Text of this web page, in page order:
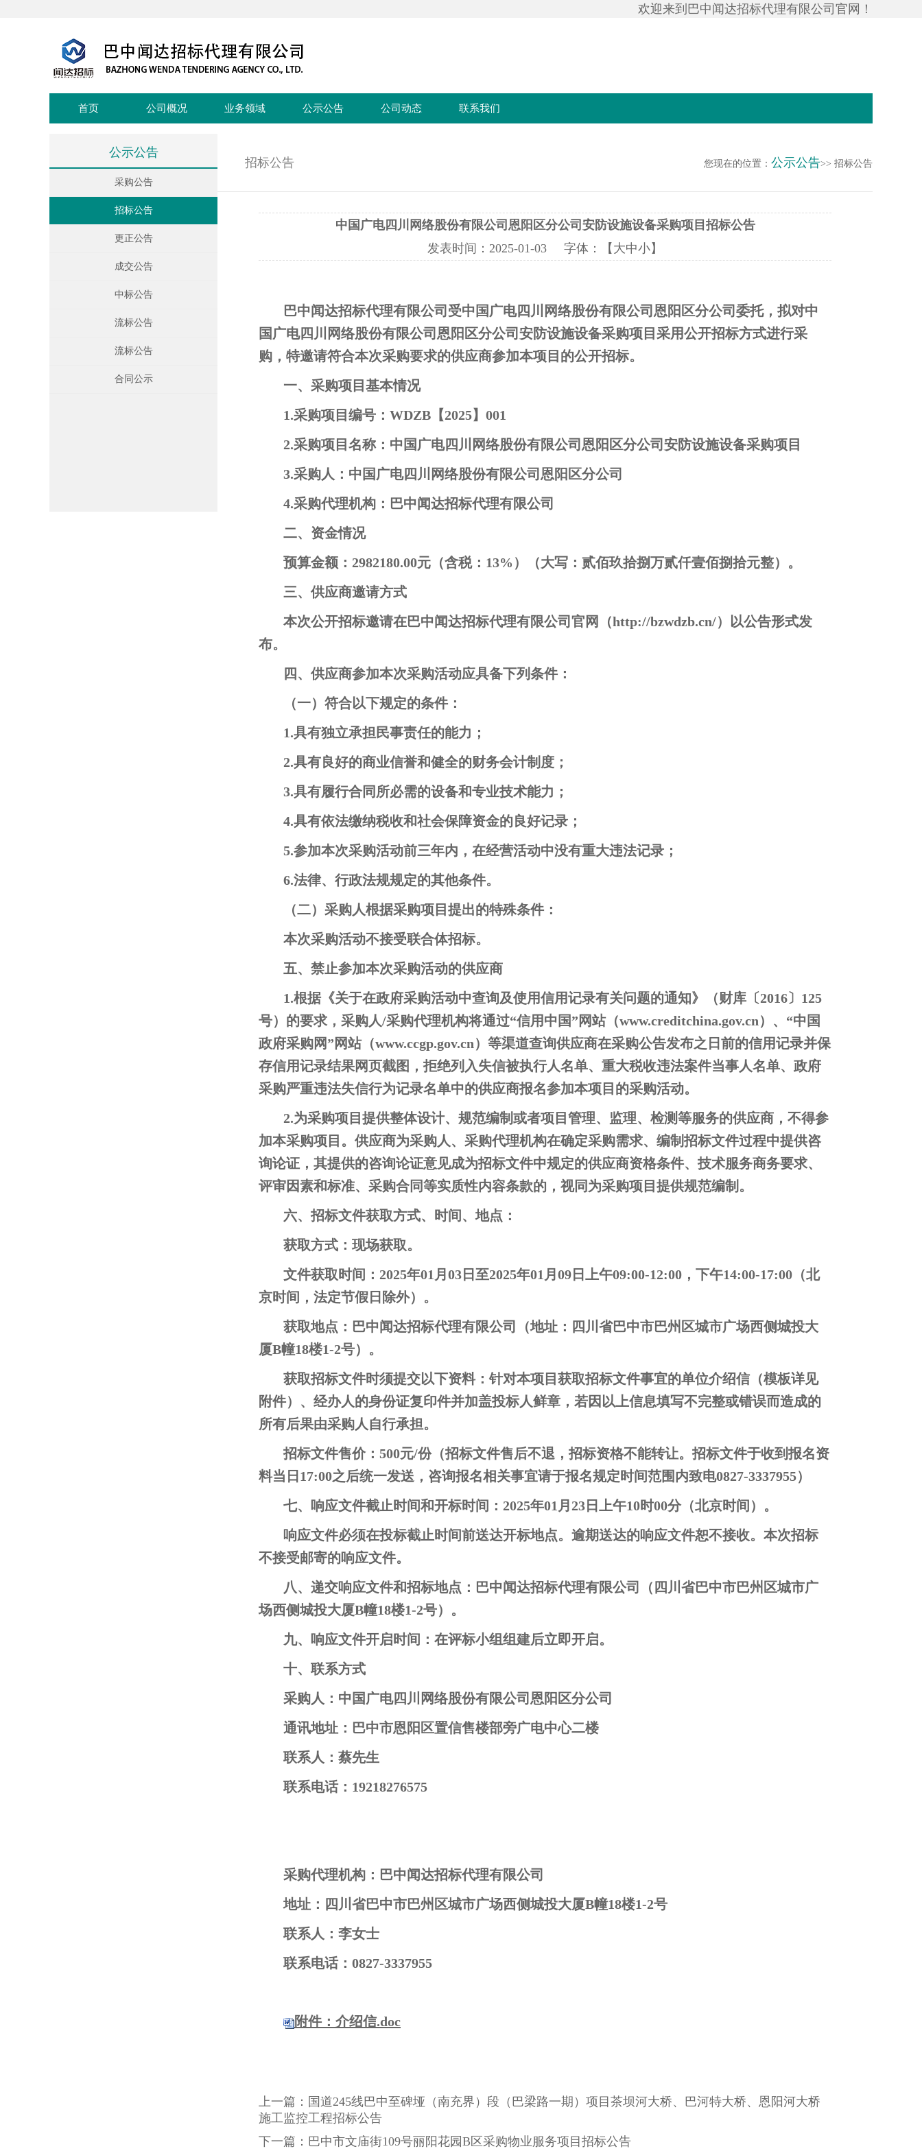
欢迎来到巴中闻达招标代理有限公司官网！
首页 公司概况 业务领域 公示公告 公司动态 联系我们
公示公告
采购公告
招标公告
更正公告
成交公告
中标公告
流标公告
流标公告
合同公示
招标公告 您现在的位置： 公示公告>> 招标公告
中国广电四川网络股份有限公司恩阳区分公司安防设施设备采购项目招标公告
发表时间： 2025-01-03 字体：【 大中小】
巴中闻达招标代理有限公司受中国广电四川网络股份有限公司恩阳区分公司委托，拟对中
国广电四川网络股份有限公司恩阳区分公司安防设施设备采购项目采用公开招标方式进行采
购，特邀请符合本次采购要求的供应商参加本项目的公开招标。
一、采购项目基本情况
1.采购项目编号：WDZB【2025】001
2.采购项目名称：中国广电四川网络股份有限公司恩阳区分公司安防设施设备采购项目
3.采购人：中国广电四川网络股份有限公司恩阳区分公司
4.采购代理机构：巴中闻达招标代理有限公司
二、资金情况
预算金额：2982180.00元（含税：13%）（大写：贰佰玖拾捌万贰仟壹佰捌拾元整）。
三、供应商邀请方式
本次公开招标邀请在巴中闻达招标代理有限公司官网（http://bzwdzb.cn/）以公告形式发
布。
四、供应商参加本次采购活动应具备下列条件：
（一）符合以下规定的条件：
1.具有独立承担民事责任的能力；
2.具有良好的商业信誉和健全的财务会计制度；
3.具有履行合同所必需的设备和专业技术能力；
4.具有依法缴纳税收和社会保障资金的良好记录；
5.参加本次采购活动前三年内，在经营活动中没有重大违法记录；
6.法律、行政法规规定的其他条件。
（二）采购人根据采购项目提出的特殊条件：
本次采购活动不接受联合体招标。
五、禁止参加本次采购活动的供应商
1.根据《关于在政府采购活动中查询及使用信用记录有关问题的通知》（财库〔2016〕125
号）的要求，采购人/采购代理机构将通过“信用中国”网站（www.creditchina.gov.cn）、“中国
政府采购网”网站（www.ccgp.gov.cn）等渠道查询供应商在采购公告发布之日前的信用记录并保
存信用记录结果网页截图，拒绝列入失信被执行人名单、重大税收违法案件当事人名单、政府
采购严重违法失信行为记录名单中的供应商报名参加本项目的采购活动。
2.为采购项目提供整体设计、规范编制或者项目管理、监理、检测等服务的供应商，不得参
加本采购项目。供应商为采购人、采购代理机构在确定采购需求、编制招标文件过程中提供咨
询论证，其提供的咨询论证意见成为招标文件中规定的供应商资格条件、技术服务商务要求、
评审因素和标准、采购合同等实质性内容条款的，视同为采购项目提供规范编制。
六、招标文件获取方式、时间、地点：
获取方式：现场获取。
文件获取时间：2025年01月03日至2025年01月09日上午09:00-12:00，下午14:00-17:00（北
京时间，法定节假日除外）。
获取地点：巴中闻达招标代理有限公司（地址：四川省巴中市巴州区城市广场西侧城投大
厦B幢18楼1-2号）。
获取招标文件时须提交以下资料：针对本项目获取招标文件事宜的单位介绍信（模板详见
附件）、经办人的身份证复印件并加盖投标人鲜章，若因以上信息填写不完整或错误而造成的
所有后果由采购人自行承担。
招标文件售价：500元/份（招标文件售后不退，招标资格不能转让。招标文件于收到报名资
料当日17:00之后统一发送，咨询报名相关事宜请于报名规定时间范围内致电0827-3337955）
七、响应文件截止时间和开标时间：2025年01月23日上午10时00分（北京时间）。
响应文件必须在投标截止时间前送达开标地点。逾期送达的响应文件恕不接收。本次招标
不接受邮寄的响应文件。
八、递交响应文件和招标地点：巴中闻达招标代理有限公司（四川省巴中市巴州区城市广
场西侧城投大厦B幢18楼1-2号）。
九、响应文件开启时间：在评标小组组建后立即开启。
十、联系方式
采购人：中国广电四川网络股份有限公司恩阳区分公司
通讯地址：巴中市恩阳区置信售楼部旁广电中心二楼
联系人：蔡先生
联系电话：19218276575
采购代理机构：巴中闻达招标代理有限公司
地址：四川省巴中市巴州区城市广场西侧城投大厦B幢18楼1-2号
联系人：李女士
联系电话：0827-3337955
附件：介绍信.doc
上一篇： 国道245线巴中至碑垭（南充界）段（巴梁路一期）项目茶坝河大桥、巴河特大桥、恩阳河大桥
施工监控工程招标公告
下一篇： 巴中市文庙街109号丽阳花园B区采购物业服务项目招标公告